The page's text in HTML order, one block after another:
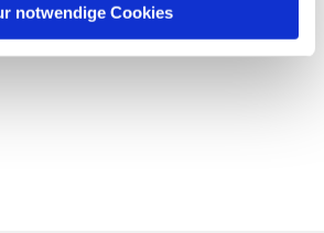
notwendige Cookies